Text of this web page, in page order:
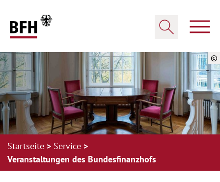
©
Startseite
Service
Veranstaltungen des Bundesfinanzhofs